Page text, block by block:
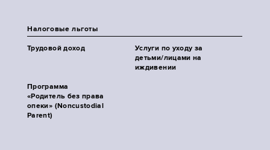
Налоговые льготы
Трудовой доход
Услуги по уходу за
детьми/лицами на
иждивении
Программа
«Родитель без права
опеки» (Noncustodial
Parent)